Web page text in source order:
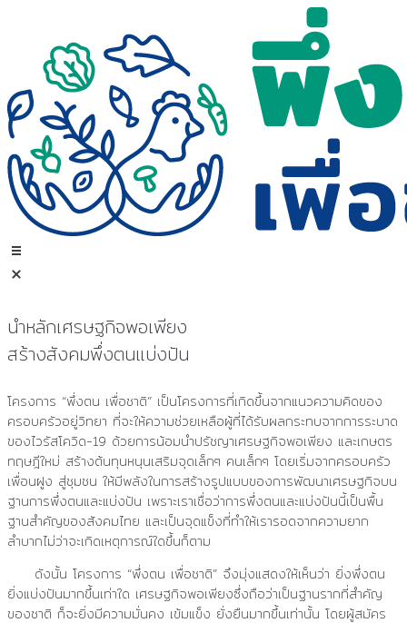
content
นำหลักเศรษฐกิจพอเพียง
สร้างสังคมพึ่งตนแบ่งปัน
โครงการ “พึ่งตน เพื่อชาติ” เป็นโครงการที่เกิดขึ้นจากแนวความคิดของ
ครอบครัวอยู่วิทยา ที่จะให้ความช่วยเหลือผู้ที่ได้รับผลกระทบจากการระบาด
ของไวรัสโควิด-19 ด้วยการน้อมนำปรัชญาเศรษฐกิจพอเพียง และเกษตร
ทฤษฎีใหม่ สร้างต้นทุนหนุนเสริมจุดเล็กๆ คนเล็กๆ โดยเริ่มจากครอบครัว
เพื่อนฝูง สู่ชุมชน ให้มีพลังในการสร้างรูปแบบของการพัฒนาเศรษฐกิจบน
ฐานการพึ่งตนและแบ่งปัน เพราะเราเชื่อว่าการพึ่งตนและแบ่งปันนี้เป็นพื้น
ฐานสำคัญของสังคมไทย และเป็นจุดแข็งที่ทำให้เรารอดจากความยาก
ลำบากไม่ว่าจะเกิดเหตุการณ์ใดขึ้นก็ตาม
ดังนั้น โครงการ “พึ่งตน เพื่อชาติ” จึงมุ่งแสดงให้เห็นว่า ยิ่งพึ่งตน
ยิ่งแบ่งปันมากขึ้นเท่าใด เศรษฐกิจพอเพียงซึ่งถือว่าเป็นฐานรากที่สำคัญ
ของชาติ ก็จะยิ่งมีความมั่นคง เข้มแข็ง ยั่งยืนมากขึ้นเท่านั้น โดยผู้สมัคร